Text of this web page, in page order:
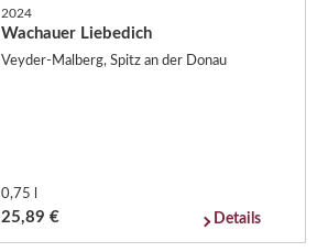
2024
Wachauer Liebedich
Veyder-Malberg, Spitz an der Donau
0,75 l
25,89 € Details